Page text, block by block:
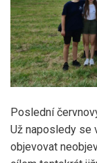
Poslední
Už naposledy se
objevovat